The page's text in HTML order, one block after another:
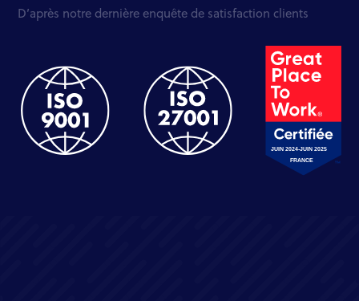
D’après notre dernière enquête de satisfaction clients